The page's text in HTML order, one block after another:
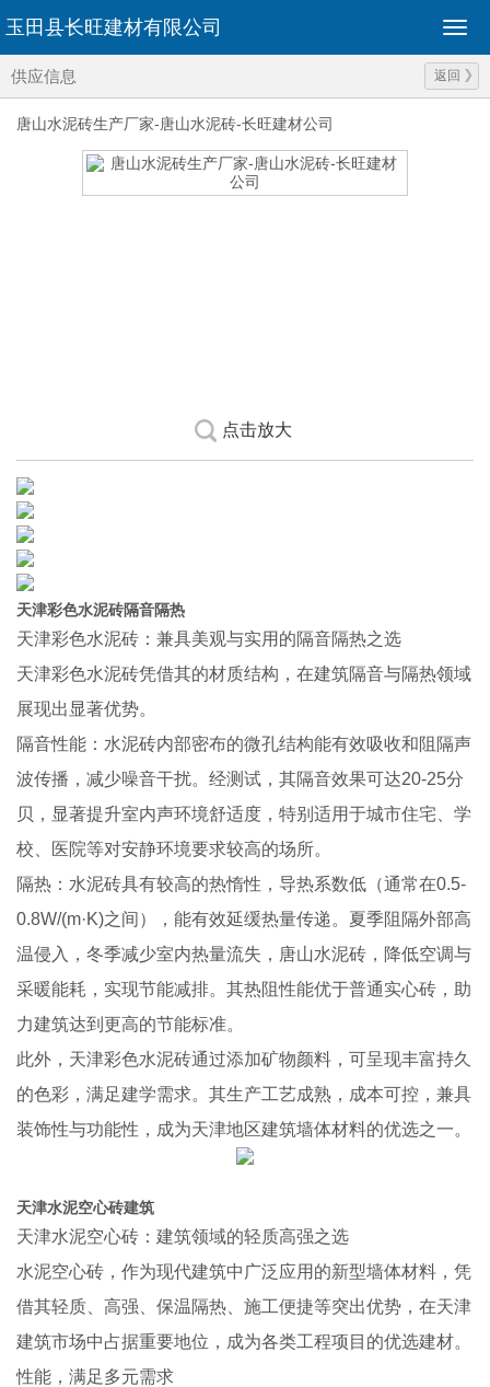
玉田县长旺建材有限公司
供应信息 返回
唐山水泥砖生产厂家-唐山水泥砖-长旺建材公司
点击放大
天津彩色水泥砖隔音隔热
天津彩色水泥砖：兼具美观与实用的隔音隔热之选
天津彩色水泥砖凭借其的材质结构，在建筑隔音与隔热领域
展现出显著优势。
隔音性能：水泥砖内部密布的微孔结构能有效吸收和阻隔声
波传播，减少噪音干扰。经测试，其隔音效果可达20-25分
贝，显著提升室内声环境舒适度，特别适用于城市住宅、学
校、医院等对安静环境要求较高的场所。
隔热：水泥砖具有较高的热惰性，导热系数低（通常在0.5-
0.8W/(m·K)之间），能有效延缓热量传递。夏季阻隔外部高
温侵入，冬季减少室内热量流失，唐山水泥砖，降低空调与
采暖能耗，实现节能减排。其热阻性能优于普通实心砖，助
力建筑达到更高的节能标准。
此外，天津彩色水泥砖通过添加矿物颜料，可呈现丰富持久
的色彩，满足建学需求。其生产工艺成熟，成本可控，兼具
装饰性与功能性，成为天津地区建筑墙体材料的优选之一。
天津水泥空心砖建筑
天津水泥空心砖：建筑领域的轻质高强之选
水泥空心砖，作为现代建筑中广泛应用的新型墙体材料，凭
借其轻质、高强、保温隔热、施工便捷等突出优势，在天津
建筑市场中占据重要地位，成为各类工程项目的优选建材。
性能，满足多元需求